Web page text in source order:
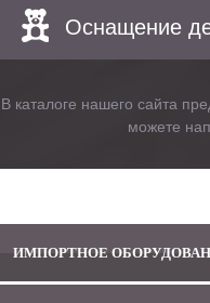
Оснащение
В каталоге нашего сайта
можете
ИМПОРТНОЕ